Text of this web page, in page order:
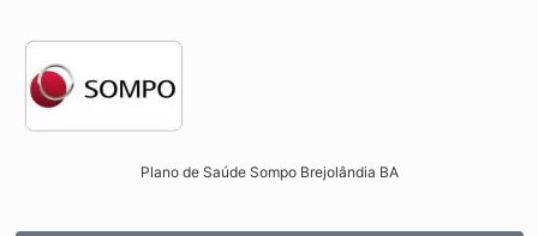
Plano de Saúde Sompo Brejolândia BA​